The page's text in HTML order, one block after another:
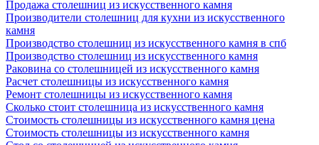
Продажа столешниц из искусственного камня
Производители столешниц для кухни из искусственного
камня
Производство столешниц из искусственного камня в спб
Производство столешниц из искусственного камня
Раковина со столешницей из искусственного камня
Расчет столешницы из искусственного камня
Ремонт столешницы из искусственного камня
Сколько стоит столешница из искусственного камня
Стоимость столешницы из искусственного камня цена
Стоимость столешницы из искусственного камня